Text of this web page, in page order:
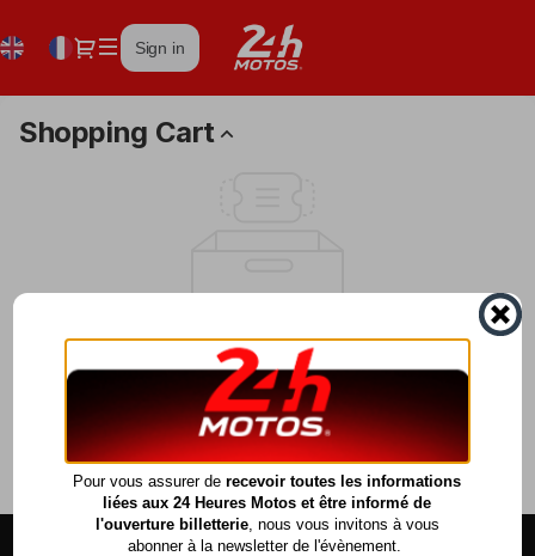
fr
Current
Dialog
Sign in
Cart
Service
Billetterie
Shopping Cart
Your cart is empty.
Continue shopping
General information
Pour vous assurer derecevoir toutes les informations
liées aux 24 Heures Motos et être informé de
l'ouverture billetterie, nous vous invitons à vous
abonner à la newsletter de l'évènement.